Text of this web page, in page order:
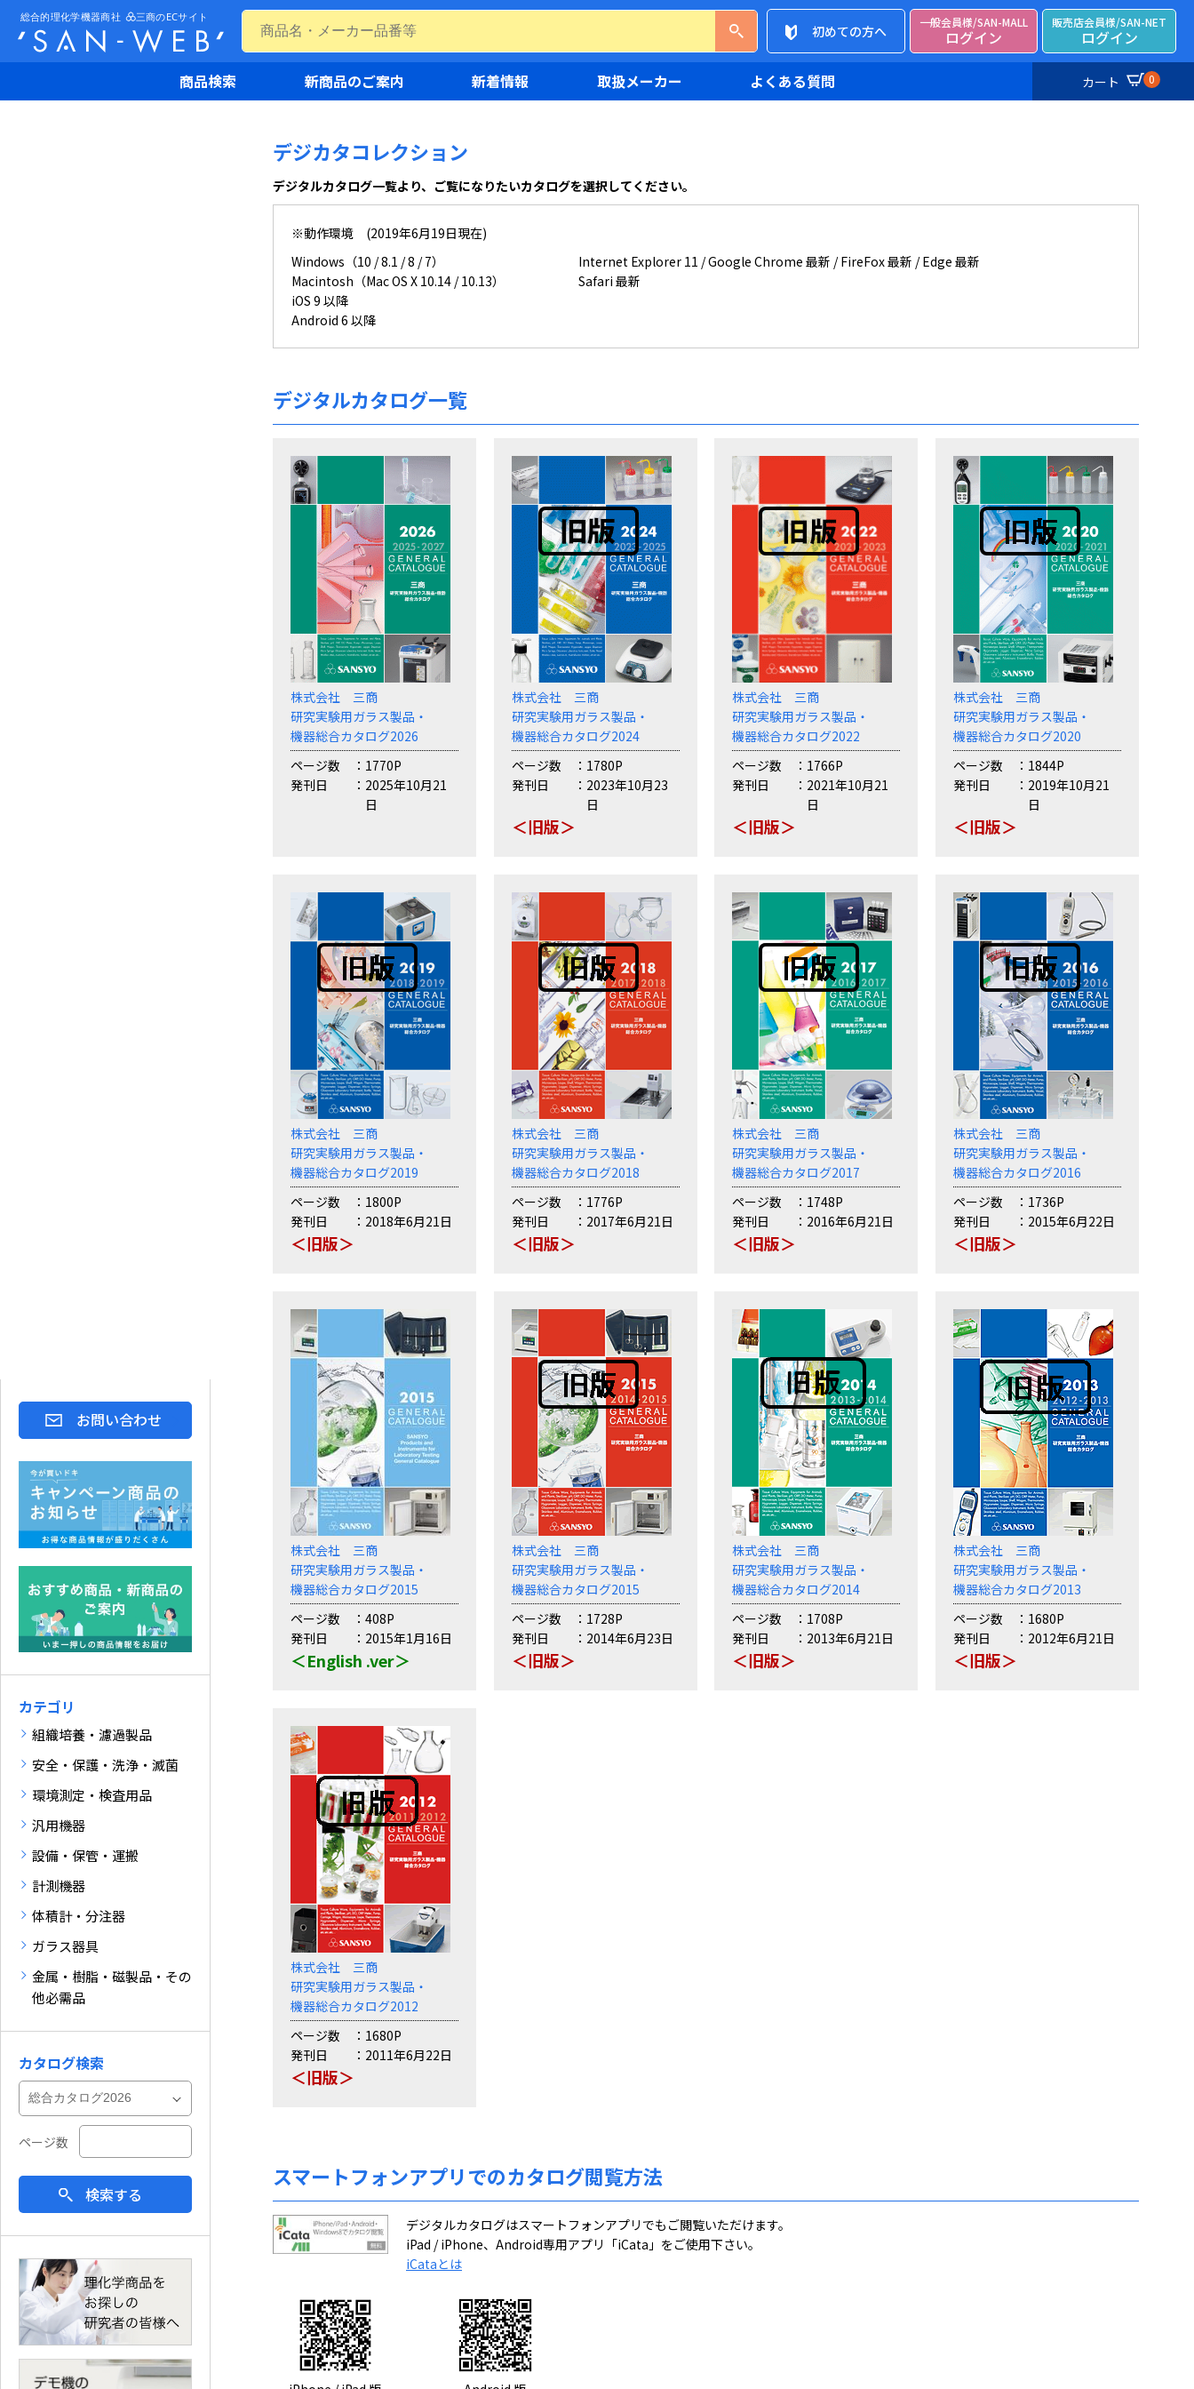
初めての方へ
一般会員様/SAN-MALL
ログイン
販売店会員様/SAN-NET
ログイン
カート 0
商品検索 新商品のご案内 新着情報 取扱メーカー よくある質問
デジカタコレクション
デジタルカタログ一覧より、ご覧になりたいカタログを選択してください。
※動作環境 (2019年6月19日現在)
Windows（10 / 8.1 / 8 / 7）
Internet Explorer 11 / Google Chrome 最新 / FireFox 最新 / Edge 最新
Macintosh（Mac OS X 10.14 / 10.13）
Safari 最新
iOS 9 以降
Android 6 以降
デジタルカタログ一覧
株式会社 三商
研究実験用ガラス製品・
機器総合カタログ2026
ページ数
1770P
発刊日
2025年10月21
日
株式会社 三商
研究実験用ガラス製品・
機器総合カタログ2024
ページ数
1780P
発刊日
2023年10月23
日
＜旧版＞
株式会社 三商
研究実験用ガラス製品・
機器総合カタログ2022
ページ数
1766P
発刊日
2021年10月21
日
＜旧版＞
株式会社 三商
研究実験用ガラス製品・
機器総合カタログ2020
ページ数
1844P
発刊日
2019年10月21
日
＜旧版＞
株式会社 三商
研究実験用ガラス製品・
機器総合カタログ2019
ページ数
1800P
発刊日
2018年6月21日
＜旧版＞
株式会社 三商
研究実験用ガラス製品・
機器総合カタログ2018
ページ数
1776P
発刊日
2017年6月21日
＜旧版＞
株式会社 三商
研究実験用ガラス製品・
機器総合カタログ2017
ページ数
1748P
発刊日
2016年6月21日
＜旧版＞
株式会社 三商
研究実験用ガラス製品・
機器総合カタログ2016
ページ数
1736P
発刊日
2015年6月22日
＜旧版＞
株式会社 三商
研究実験用ガラス製品・
機器総合カタログ2015
ページ数
408P
発刊日
2015年1月16日
＜English .ver＞
株式会社 三商
研究実験用ガラス製品・
機器総合カタログ2015
ページ数
1728P
発刊日
2014年6月23日
＜旧版＞
株式会社 三商
研究実験用ガラス製品・
機器総合カタログ2014
ページ数
1708P
発刊日
2013年6月21日
＜旧版＞
株式会社 三商
研究実験用ガラス製品・
機器総合カタログ2013
ページ数
1680P
発刊日
2012年6月21日
＜旧版＞
株式会社 三商
研究実験用ガラス製品・
機器総合カタログ2012
ページ数
1680P
発刊日
2011年6月22日
＜旧版＞
スマートフォンアプリでのカタログ閲覧方法
デジタルカタログはスマートフォンアプリでもご閲覧いただけます。
iPad / iPhone、Android専用アプリ「iCata」をご使用下さい。
iCataとは
お問い合わせ
カテゴリ
組織培養・濾過製品
安全・保護・洗浄・滅菌
環境測定・検査用品
汎用機器
設備・保管・運搬
計測機器
体積計・分注器
ガラス器具
金属・樹脂・磁製品・その
他必需品
カタログ検索
ページ数
検索する